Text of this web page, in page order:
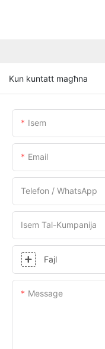
Kun kuntatt magħna
Isem
Email
Telefon / WhatsApp
Isem Tal-Kumpanija
Fajl
Message